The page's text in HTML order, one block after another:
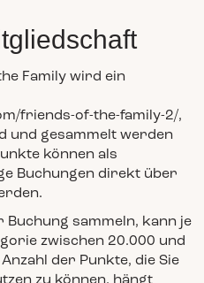
Family wird ein
friends-of-the-family-2/,
und gesammelt werden
können als
Buchungen direkt über
Buchung sammeln, kann je
zwischen 20.000 und
der Punkte, die Sie